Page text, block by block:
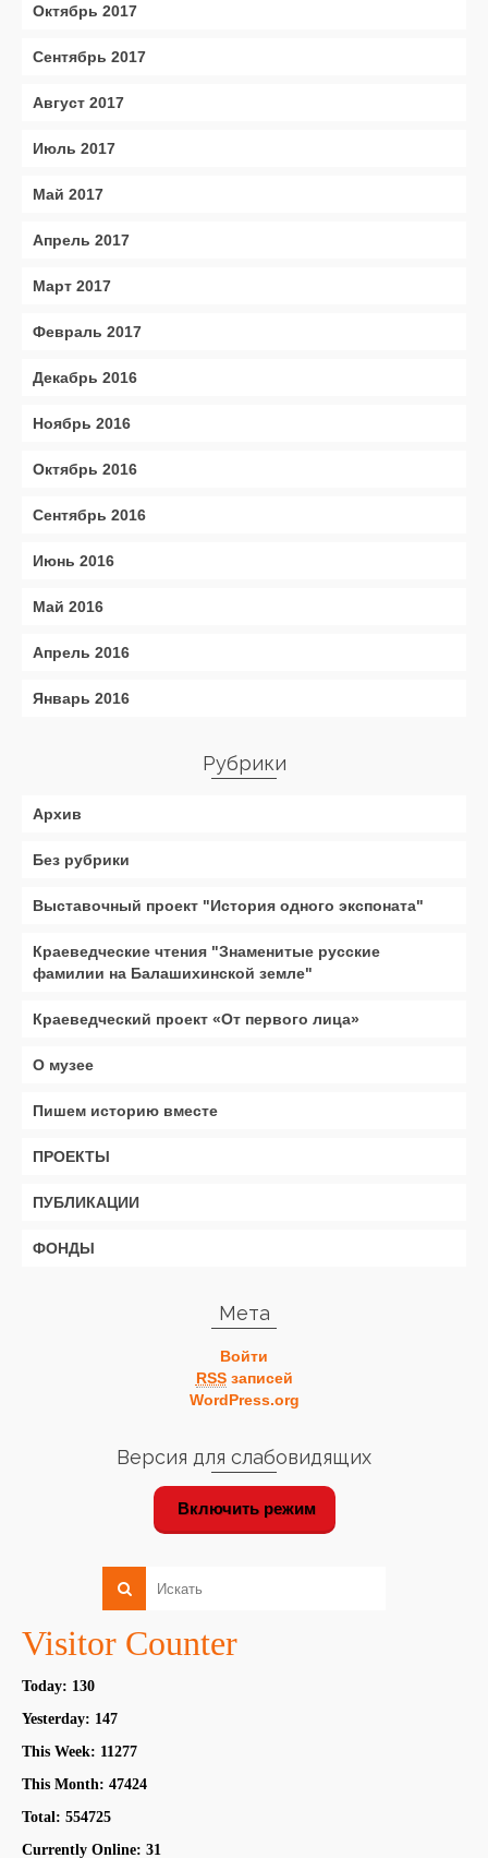
Октябрь 2017
Сентябрь 2017
Август 2017
Июль 2017
Май 2017
Апрель 2017
Март 2017
Февраль 2017
Декабрь 2016
Ноябрь 2016
Октябрь 2016
Сентябрь 2016
Июнь 2016
Май 2016
Апрель 2016
Январь 2016
Рубрики
Архив
Без рубрики
Выставочный проект "История одного экспоната"
Краеведческие чтения "Знаменитые русские
фамилии на Балашихинской земле"
Краеведческий проект «От первого лица»
О музее
Пишем историю вместе
ПРОЕКТЫ
ПУБЛИКАЦИИ
ФОНДЫ
Мета
Войти
RSSзаписей
WordPress.org
Версия для слабовидящих
Включить режим
Visitor Counter
Today: 130
Yesterday: 147
This Week: 11277
This Month: 47424
Total: 554725
Currently Online: 31